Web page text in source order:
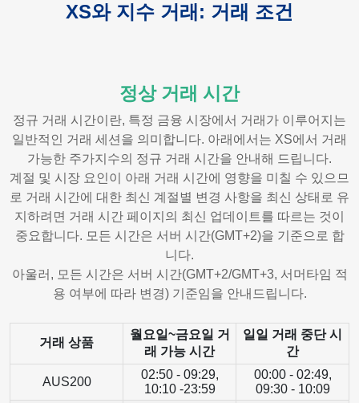
XS와 지수 거래: 거래 조건
정상 거래 시간
정규 거래 시간이란, 특정 금융 시장에서 거래가 이루어지는
일반적인 거래 세션을 의미합니다. 아래에서는 XS에서 거래
가능한 주가지수의 정규 거래 시간을 안내해 드립니다.
계절 및 시장 요인이 아래 거래 시간에 영향을 미칠 수 있으므
로 거래 시간에 대한 최신 계절별 변경 사항을 최신 상태로 유
지하려면 거래 시간 페이지의 최신 업데이트를 따르는 것이
중요합니다. 모든 시간은 서버 시간(GMT+2)을 기준으로 합
니다.
아울러, 모든 시간은 서버 시간(GMT+2/GMT+3, 서머타임 적
용 여부에 따라 변경) 기준임을 안내드립니다.
거래 상품
월요일~금요일 거
래 가능 시간
일일 거래 중단 시
간
AUS200
02:50 - 09:29,
10:10 -23:59
00:00 - 02:49,
09:30 - 10:09